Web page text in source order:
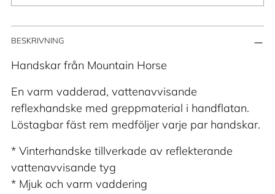
Lägger
till
produkt
din
varukorg
BESKRIVNING
Handskar från Mountain Horse
En varm vadderad, vattenavvisande
reflexhandske med greppmaterial i handflatan.
Löstagbar fäst rem medföljer varje par handskar.
* Vinterhandske tillverkade av reflekterande
vattenavvisande tyg
* Mjuk och varm vaddering